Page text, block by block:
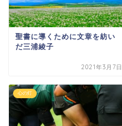
聖書に導くために文章を紡い
だ三浦綾子
2021年3月7日
心の灯